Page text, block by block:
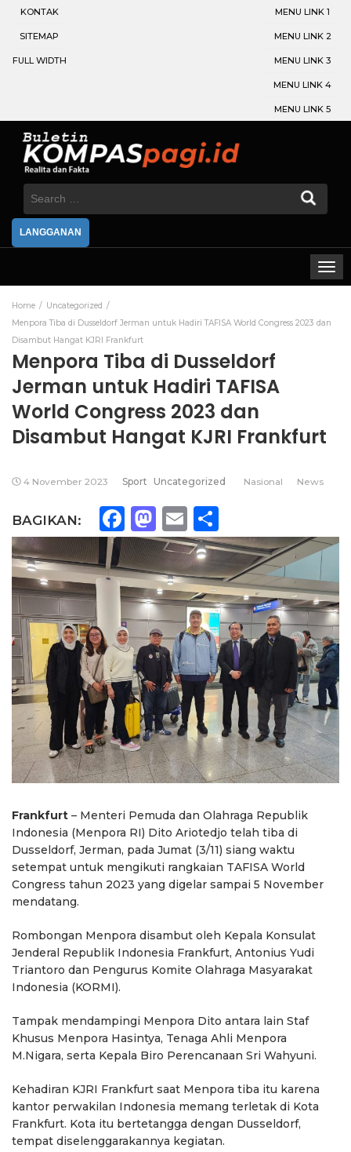
KONTAK
SITEMAP
FULL WIDTH
MENU LINK 1
MENU LINK 2
MENU LINK 3
MENU LINK 4
MENU LINK 5
Search
LANGGANAN
Home
Uncategorized
Menpora Tiba di Dusseldorf Jerman untuk Hadiri TAFISA World Congress 2023 dan
Disambut Hangat KJRI Frankfurt
Menpora Tiba di Dusseldorf
Jerman untuk Hadiri TAFISA
World Congress 2023 dan
Disambut Hangat KJRI Frankfurt
4 November 2023 Sport Uncategorized Nasional News
BAGIKAN: Facebook
Mastodon
Email
Frankfurt – Menteri Pemuda dan Olahraga Republik
Indonesia (Menpora RI) Dito Ariotedjo telah tiba di
Dusseldorf, Jerman, pada Jumat (3/11) siang waktu
setempat untuk mengikuti rangkaian TAFISA World
Congress tahun 2023 yang digelar sampai 5 November
mendatang.
Rombongan Menpora disambut oleh Kepala Konsulat
Jenderal Republik Indonesia Frankfurt, Antonius Yudi
Triantoro dan Pengurus Komite Olahraga Masyarakat
Indonesia (KORMI).
Tampak mendampingi Menpora Dito antara lain Staf
Khusus Menpora Hasintya, Tenaga Ahli Menpora
M.Nigara, serta Kepala Biro Perencanaan Sri Wahyuni.
Kehadiran KJRI Frankfurt saat Menpora tiba itu karena
kantor perwakilan Indonesia memang terletak di Kota
Frankfurt. Kota itu bertetangga dengan Dusseldorf,
tempat diselenggarakannya kegiatan.